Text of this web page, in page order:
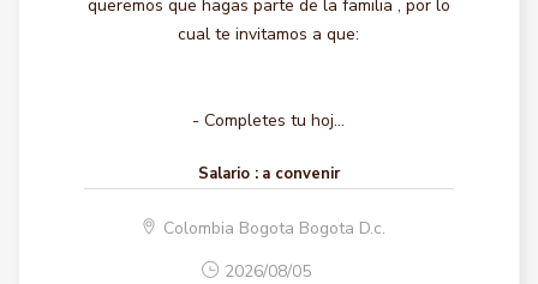
queremos que hagas parte de la familia , por lo
cual te invitamos a que:
- Completes tu hoj...
Salario : a convenir
Colombia Bogota Bogota D.c.
2026/08/05